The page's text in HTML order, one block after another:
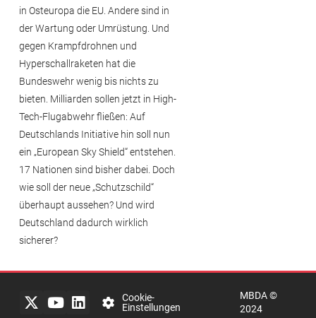
in Osteuropa die EU. Andere sind in
der Wartung oder Umrüstung. Und
gegen Krampfdrohnen und
Hyperschallraketen hat die
Bundeswehr wenig bis nichts zu
bieten. Milliarden sollen jetzt in High-
Tech-Flugabwehr fließen: Auf
Deutschlands Initiative hin soll nun
ein „European Sky Shield“ entstehen.
17 Nationen sind bisher dabei. Doch
wie soll der neue „Schutzschild“
überhaupt aussehen? Und wird
Deutschland dadurch wirklich
sicherer?
Impressum
Datenschutzerklärung
Cookie-
Einstellungen
MBDA ©
2024